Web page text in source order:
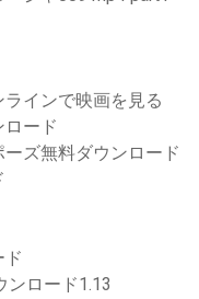
インで映画を見る
ロード
ズ無料ダウンロード
ンロード1.13